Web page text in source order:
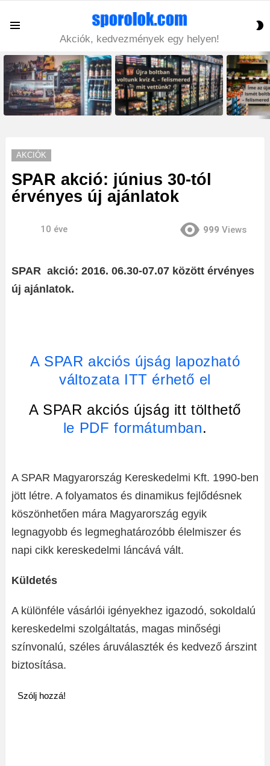
Akciók, kedvezmények egy helyen!
LATEST
STORIES
AKCIÓK
SPAR akció: június 30-tól
érvényes új ajánlatok
10 éve 999 Views
SPAR akció: 2016. 06.30-07.07 között érvényes
új ajánlatok.
A SPAR akciós újság lapozható
változata ITT érhető el
A SPAR akciós újság itt tölthető
le PDF formátumban.
A SPAR Magyarország Kereskedelmi Kft. 1990-ben
jött létre. A folyamatos és dinamikus fejlődésnek
köszönhetően mára Magyarország egyik
legnagyobb és legmeghatározóbb élelmiszer és
napi cikk kereskedelmi láncává vált.
Küldetés
A különféle vásárlói igényekhez igazodó, sokoldalú
kereskedelmi szolgáltatás, magas minőségi
színvonalú, széles áruválaszték és kedvező árszint
biztosítása.
Szólj hozzá!